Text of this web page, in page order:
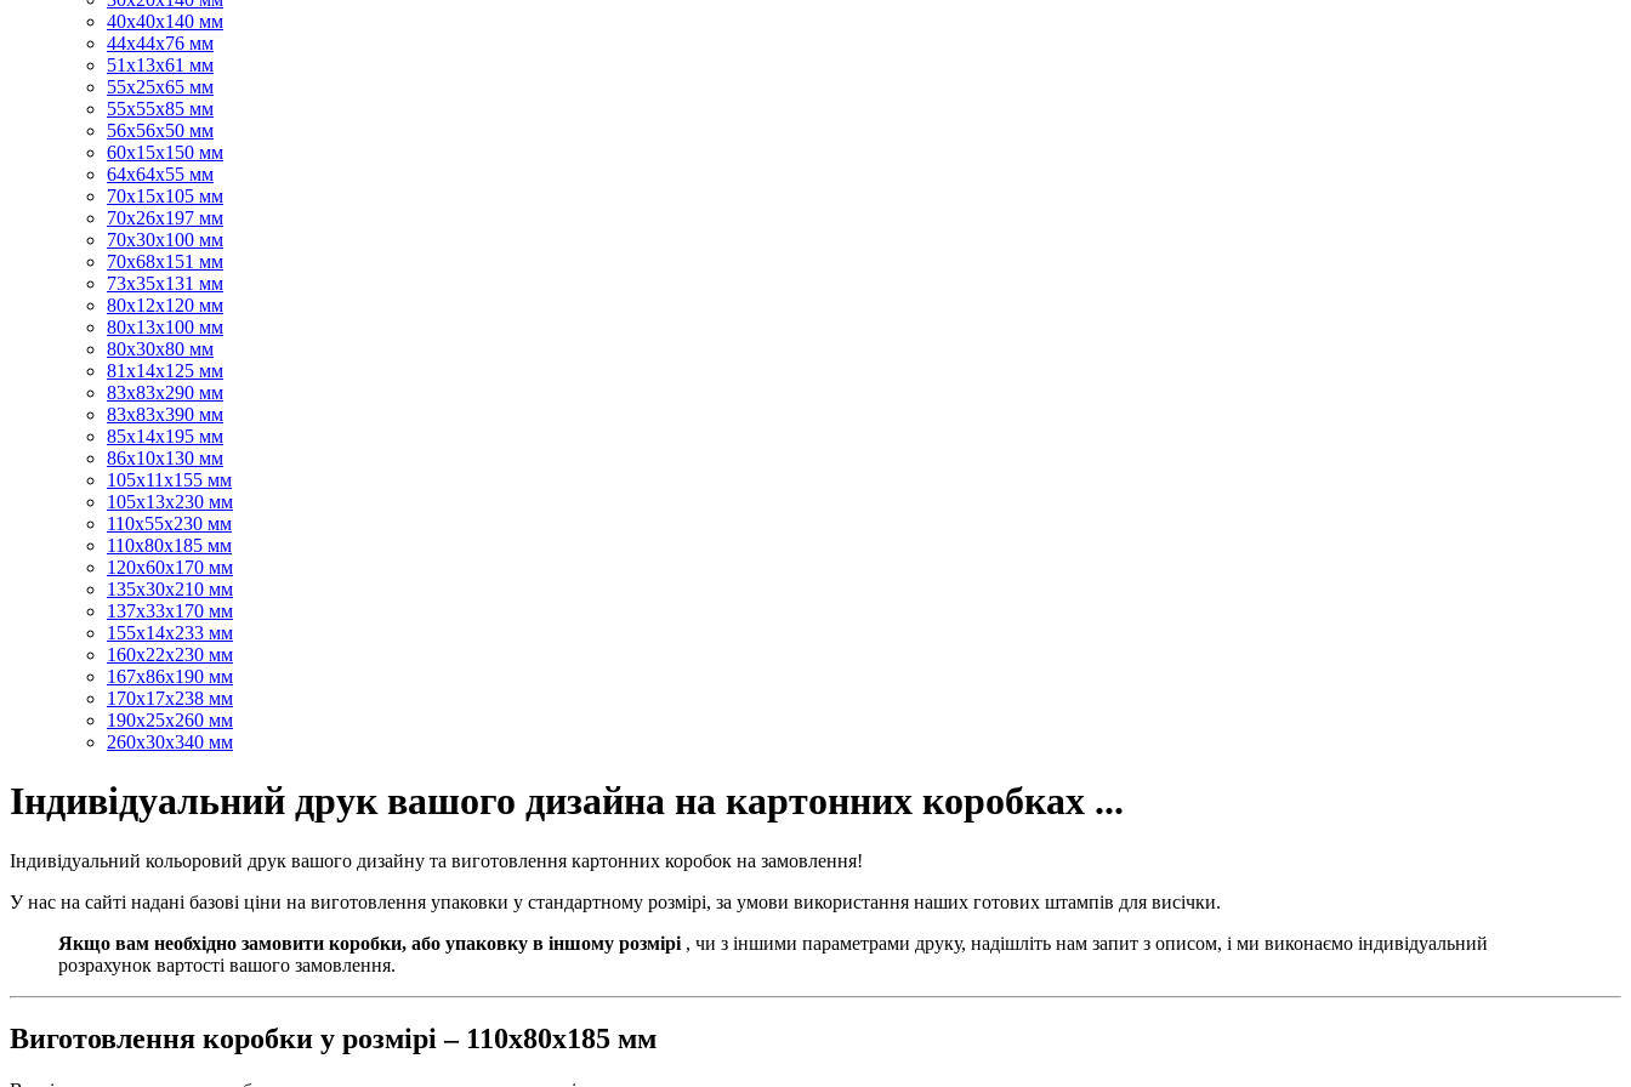
40x40x140 мм
44х44х76 мм
51x13x61 мм
55х25х65 мм
55х55х85 мм
56х56х50 мм
60х15х150 мм
64х64х55 мм
70х15х105 мм
70х26х197 мм
70х30х100 мм
70х68х151 мм
73х35х131 мм
80х12х120 мм
80х13х100 мм
80х30х80 мм
81х14х125 мм
83х83х290 мм
83х83х390 мм
85х14х195 мм
86х10х130 мм
105х11х155 мм
105х13х230 мм
110х55х230 мм
110х80х185 мм
120х60х170 мм
135х30х210 мм
137х33х170 мм
155х14х233 мм
160х22х230 мм
167х86х190 мм
170х17х238 мм
190х25х260 мм
260х30х340 мм
Індивідуальний друк вашого дизайна на картонних коробках ...
Індивідуальний кольоровий друк вашого дизайну та виготовлення картонних коробок на замовлення!
У нас на сайті надані базові ціни на виготовлення упаковки у стандартному розмірі, за умови використання наших готових штампів для висічки.
Якщо вам необхідно замовити коробки, або упаковку в іншому розмірі , чи з іншими параметрами друку, надішліть нам запит з описом, і ми виконаємо індивідуальний
розрахунок вартості вашого замовлення.
Виготовлення коробки у розмірі – 110х80х185 мм